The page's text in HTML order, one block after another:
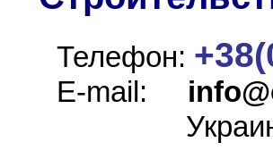
Телефон:
E-mail: info@
Украина,